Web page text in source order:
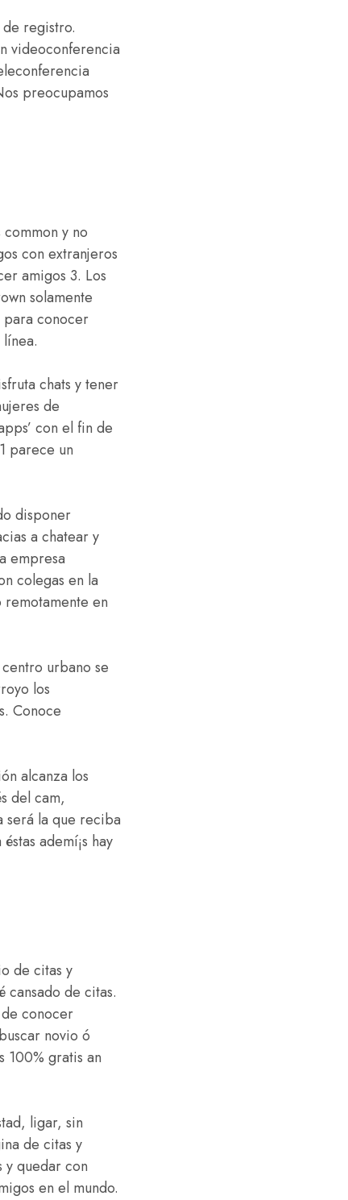
registro.
videoconferencia
preocupamos
y no
con extranjeros
amigos 3. Los
solamente
para conocer
chats y tener
de
con el fin de
parece un
disponer
a chatear y
empresa
colegas en la
en
urbano se
los
Conoce
alcanza los
del cam,
será la que reciba
ademí¡s hay
de citas y
de citas.
conocer
novio ó
100% gratis an
ligar, sin
de citas y
quedar con
en el mundo.